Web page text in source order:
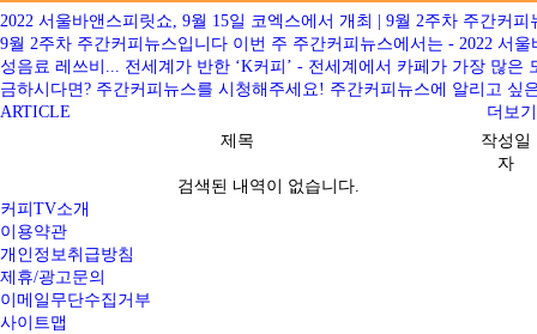
2022 서울바앤스피릿쇼, 9월 15일 코엑스에서 개최 | 9월 2주차 주간커피
9월 2주차 주간커피뉴스입니다 이번 주 주간커피뉴스에서는 - 2022 서
성음료 레쓰비... 전세계가 반한 ‘K커피’ - 전세계에서 카페가 가장 많
금하시다면? 주간커피뉴스를 시청해주세요! 주간커피뉴스에 알리고 싶
ARTICLE
더보기
제목
작성일
자
검색된 내역이 없습니다.
커피TV소개
이용약관
개인정보취급방침
제휴/광고문의
이메일무단수집거부
사이트맵